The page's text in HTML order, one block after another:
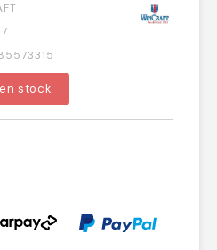
stock